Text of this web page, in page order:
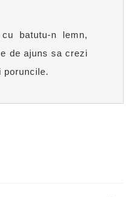
batutu-n lemn,
de ajuns sa crezi
poruncile.